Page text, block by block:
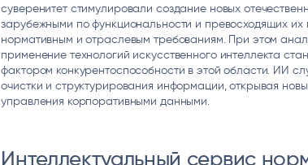
суверенитет стимулировали создание новых
зарубежными по функциональности и превосходящих
нормативным и отраслевым требованиям. При этом
применение технологий искусственного интеллекта
фактором конкурентоспособности в этой области. ИИ
очистки и структурирования информации, открывая
управления корпоративными данными.
Интеллектуальный сервис